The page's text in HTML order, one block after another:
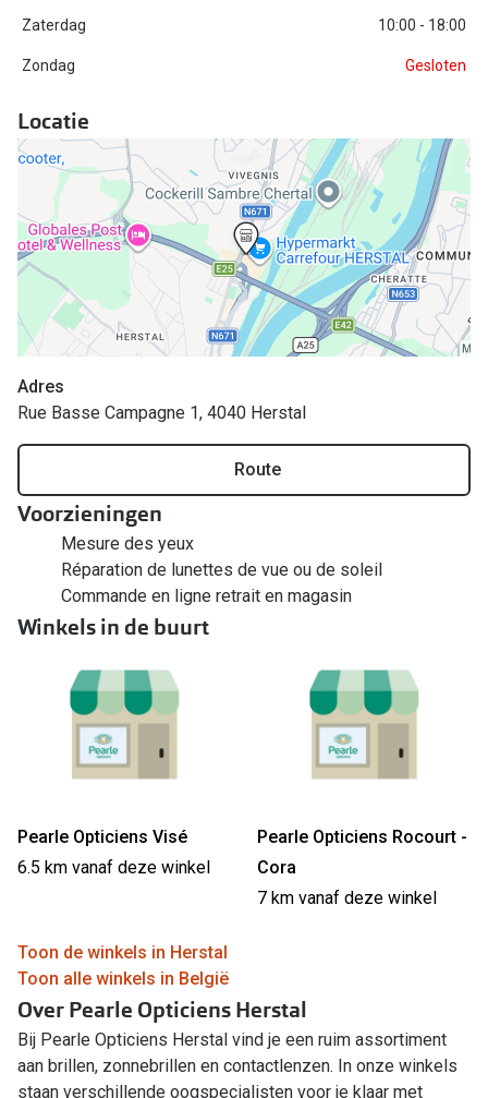
Alle brillen merken
Online hulp & advies
Bril online kopen in maar 4 stappen
Soorten brillenglazen
Bril online passen
Meekleurende glazen
Nachtbril
Alles over brillen
Zaterdag 10:00 - 18:00
Zondag Gesloten
Locatie
Adres
Rue Basse Campagne 1, 4040 Herstal
Route
Voorzieningen
Mesure des yeux
Réparation de lunettes de vue ou de soleil
Commande en ligne retrait en magasin
Winkels in de buurt
Pearle Opticiens Visé
6.5 km vanaf deze winkel
Pearle Opticiens Rocourt -
Cora
7 km vanaf deze winkel
Toon de winkels in Herstal
Toon alle winkels in België
Over Pearle Opticiens Herstal
Bij Pearle Opticiens Herstal vind je een ruim assortiment
aan brillen, zonnebrillen en contactlenzen. In onze winkels
staan verschillende oogspecialisten voor je klaar met